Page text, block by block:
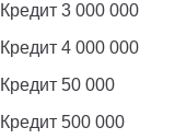
Кредит 3 000 000
Кредит 4 000 000
Кредит 50 000
Кредит 500 000